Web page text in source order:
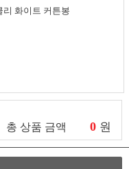
리 화이트 커튼봉
총 상품 금액 0 원